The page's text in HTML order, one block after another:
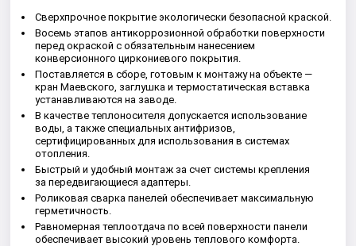
Сверхпрочное покрытие экологически безопасной краской.
Восемь этапов антикоррозионной обработки поверхности
перед окраской с обязательным нанесением
конверсионного циркониевого покрытия.
Поставляется в сборе, готовым к монтажу на объекте —
кран Маевского, заглушка и термостатическая вставка
устанавливаются на заводе.
В качестве теплоносителя допускается использование
воды, а также специальных антифризов,
сертифицированных для использования в системах
отопления.
Быстрый и удобный монтаж за счет системы крепления
за передвигающиеся адаптеры.
Роликовая сварка панелей обеспечивает максимальную
герметичность.
Равномерная теплоотдача по всей поверхности панели
обеспечивает высокий уровень теплового комфорта.